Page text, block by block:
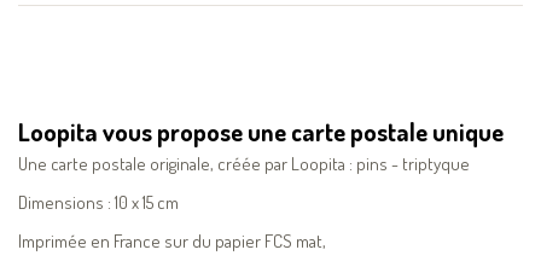
Loopita vous propose une carte postale unique
Une carte postale originale, créée par Loopita : pins - triptyque
Dimensions : 10 x 15 cm
Imprimée en France sur du papier FCS mat,